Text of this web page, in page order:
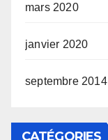
mars 2020
janvier 2020
septembre 2014
CATÉGORIES